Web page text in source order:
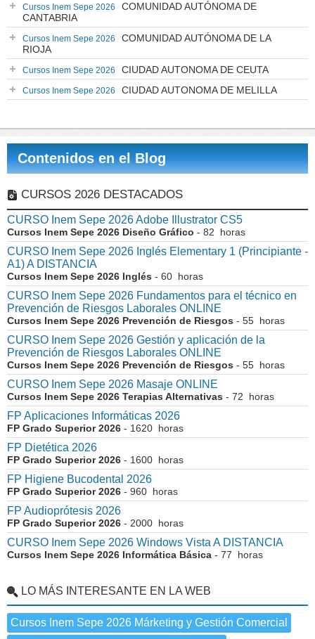
Cursos Inem Sepe 2026
COMUNIDAD AUTÓNOMA DE
CANTABRIA
Cursos Inem Sepe 2026
COMUNIDAD AUTÓNOMA DE LA
RIOJA
Cursos Inem Sepe 2026 CIUDAD AUTONOMA DE CEUTA
Cursos Inem Sepe 2026 CIUDAD AUTONOMA DE MELILLA
Contenidos en el Blog
CURSOS 2026 DESTACADOS
CURSO Inem Sepe 2026 Adobe Illustrator CS5
Cursos Inem Sepe 2026 Diseño Gráfico - 82 horas
CURSO Inem Sepe 2026 Inglés Elementary 1 (Principiante -
A1) A DISTANCIA
Cursos Inem Sepe 2026 Inglés - 60 horas
CURSO Inem Sepe 2026 Fundamentos para el técnico en
Prevención de Riesgos Laborales ONLINE
Cursos Inem Sepe 2026 Prevención de Riesgos - 55 horas
CURSO Inem Sepe 2026 Gestión y aplicación de la
Prevención de Riesgos Laborales ONLINE
Cursos Inem Sepe 2026 Prevención de Riesgos - 55 horas
CURSO Inem Sepe 2026 Masaje ONLINE
Cursos Inem Sepe 2026 Terapias Alternativas - 72 horas
FP Aplicaciones Informáticas 2026
FP Grado Superior 2026 - 1620 horas
FP Dietética 2026
FP Grado Superior 2026 - 1600 horas
FP Higiene Bucodental 2026
FP Grado Superior 2026 - 960 horas
FP Audioprótesis 2026
FP Grado Superior 2026 - 2000 horas
CURSO Inem Sepe 2026 Windows Vista A DISTANCIA
Cursos Inem Sepe 2026 Informática Básica - 77 horas
LO MÁS INTERESANTE EN LA WEB
Cursos Inem Sepe 2026 Márketing y Gestión Comercial